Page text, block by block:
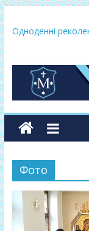
Одноденні
Фундамент у
Lectio Divina –
Нове життя в
Фото